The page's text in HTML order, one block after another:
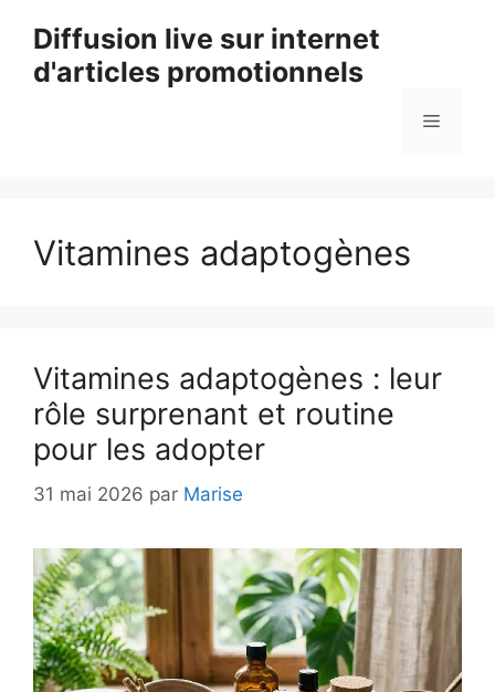
contenu
Diffusion live sur internet
d'articles promotionnels
Menu
Vitamines adaptogènes
Vitamines adaptogènes : leur
rôle surprenant et routine
pour les adopter
31 mai 2026 par Marise